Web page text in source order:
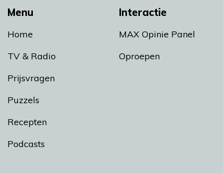
Menu
Home
TV & Radio
Prijsvragen
Puzzels
Recepten
Podcasts
Interactie
MAX Opinie Panel
Oproepen